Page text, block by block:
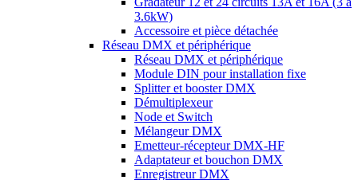
3.6kW)
Accessoire et pièce détachée
Réseau DMX et périphérique
Réseau DMX et périphérique
Module DIN pour installation fixe
Splitter et booster DMX
Démultiplexeur
Node et Switch
Mélangeur DMX
Emetteur-récepteur DMX-HF
Adaptateur et bouchon DMX
Enregistreur DMX